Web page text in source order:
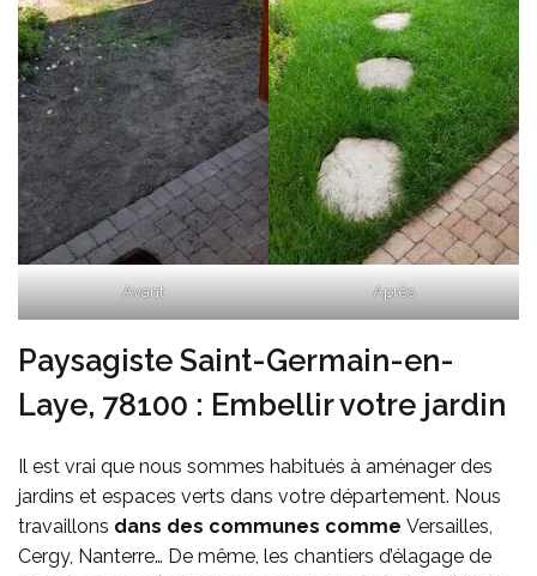
Avant Après
Paysagiste Saint-Germain-en-
Laye, 78100 : Embellir votre jardin
Il est vrai que nous sommes habitués à aménager des
jardins et espaces verts dans votre département. Nous
travaillons dans des communes comme Versailles,
Cergy, Nanterre… De même, les chantiers d’élagage de